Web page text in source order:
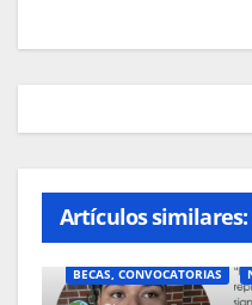
Artículos similares:
BECAS, CONVOCATORIAS